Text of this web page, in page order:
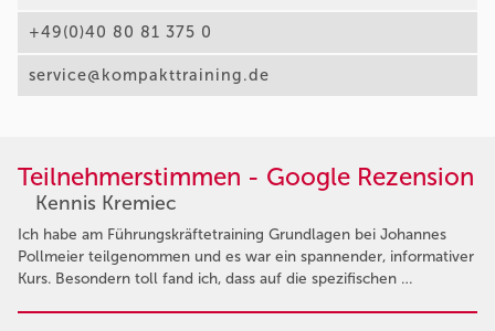
+49(0)40 80 81 375 0
service@kompakttraining.de
Teilnehmerstimmen - Google Rezension
Kennis Kremiec
Ich habe am Führungskräftetraining Grundlagen bei Johannes
Pollmeier teilgenommen und es war ein spannender, informativer
Kurs. Besondern toll fand ich, dass auf die spezifischen …